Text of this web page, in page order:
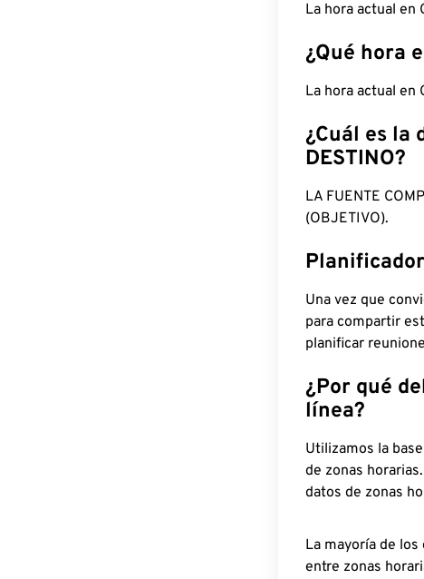
La hora actual
¿Qué hora
La hora actual
¿Cuál es la
DESTINO?
LA FUENTE
(OBJETIVO).
Una vez que
para compartir
planificar
¿Por qué
línea?
Utilizamos la
de zonas
datos de zonas
La mayoría de
entre zonas